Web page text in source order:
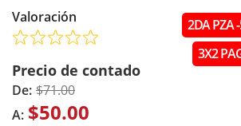
Valoración
Precio de contado
De: $71.00
A: $50.00
2DA PZA
3X2